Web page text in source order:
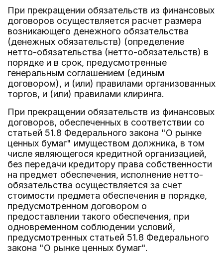
При прекращении обязательств из финансовых
договоров осуществляется расчет размера
возникающего денежного обязательства
(денежных обязательств) (определение
нетто-обязательства (нетто-обязательств) в
порядке и в срок, предусмотренные
генеральным соглашением (единым
договором), и (или) правилами организованных
торгов, и (или) правилами клиринга.
При прекращении обязательств из финансовых
договоров, обеспеченных в соответствии со
статьей 51.8 Федерального закона "О рынке
ценных бумаг" имуществом должника, в том
числе являющегося кредитной организацией,
без передачи кредитору права собственности
на предмет обеспечения, исполнение нетто-
обязательства осуществляется за счет
стоимости предмета обеспечения в порядке,
предусмотренном договором о
предоставлении такого обеспечения, при
одновременном соблюдении условий,
предусмотренных статьей 51.8 Федерального
закона "О рынке ценных бумаг".